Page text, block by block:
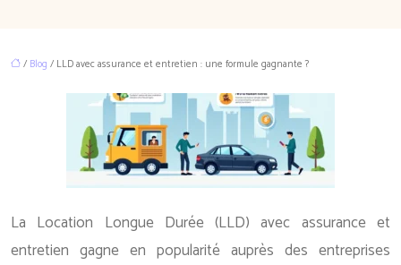
/ Blog / LLD avec assurance et entretien : une formule gagnante ?
La Location Longue Durée (LLD) avec assurance et
entretien gagne en popularité auprès des entreprises